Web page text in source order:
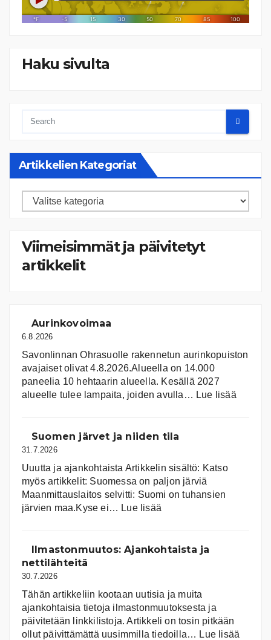
Haku sivulta
Artikkelien Kategoriat
Artikkelien
Viimeisimmät ja päivitetyt
artikkelit
Aurinkovoimaa
6.8.2026
Savonlinnan Ohrasuolle rakennetun aurinkopuiston
avajaiset olivat 4.8.2026.Alueella on 14.000
paneelia 10 hehtaarin alueella. Kesällä 2027
alueelle tulee lampaita, joiden avulla… Lue lisää:
Suomen järvet ja niiden tila
31.7.2026
Uuutta ja ajankohtaista Artikkelin sisältö: Katso
myös artikkelit: Suomessa on pal­jon jär­viä
Maanmittauslaitos selvitti: Suomi on tuhansien
järvien maa.Kyse ei… Lue lisää
ja
Ilmastonmuutos: Ajankohtaista ja
nettilähteitä
30.7.2026
Tähän artikkeliin kootaan uutisia ja muita
ajankohtaisia tietoja ilmastonmuutoksesta ja
päivitetään linkkilistoja. Artikkeli on tosin pitkään
ollut päivittämättä uusimmilla tiedoilla… Lue lisää